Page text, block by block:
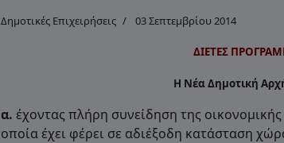
Δημοτικές Επιχειρήσεις 03 Σεπτεμβρίου 2014
ΔΙΕΤΕΣ
Η Νέα Δημοτική
α. έχοντας πλήρη συνείδηση της
οποία έχει φέρει σε αδιέξοδη κατάσταση